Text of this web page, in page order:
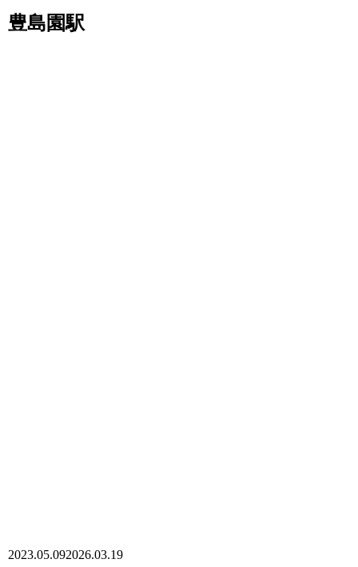
豊島園駅
2023.05.092026.03.19